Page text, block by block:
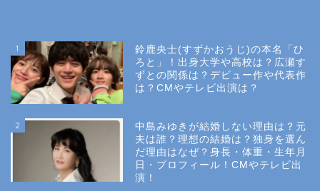
1
鈴鹿央士(すずかおうじ)の本名「ひ
ろと」！出身大学や高校は？広瀬す
ずとの関係は？デビュー作や代表作
は？CMやテレビ出演は？
2
中島みゆきが結婚しない理由は？元
夫は誰？理想の結婚は？独身を選ん
だ理由はなぜ？身長・体重・生年月
日・プロフィール！CMやテレビ出
演！